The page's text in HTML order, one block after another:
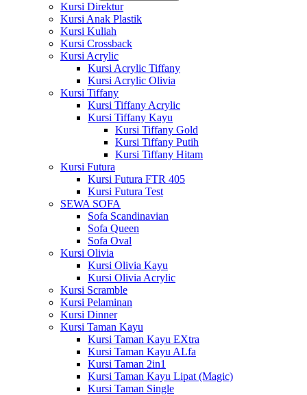
Kursi Direktur
Kursi Anak Plastik
Kursi Kuliah
Kursi Crossback
Kursi Acrylic
Kursi Acrylic Tiffany
Kursi Acrylic Olivia
Kursi Tiffany
Kursi Tiffany Acrylic
Kursi Tiffany Kayu
Kursi Tiffany Gold
Kursi Tiffany Putih
Kursi Tiffany Hitam
Kursi Futura
Kursi Futura FTR 405
Kursi Futura Test
SEWA SOFA
Sofa Scandinavian
Sofa Queen
Sofa Oval
Kursi Olivia
Kursi Olivia Kayu
Kursi Olivia Acrylic
Kursi Scramble
Kursi Pelaminan
Kursi Dinner
Kursi Taman Kayu
Kursi Taman Kayu EXtra
Kursi Taman Kayu ALfa
Kursi Taman 2in1
Kursi Taman Kayu Lipat (Magic)
Kursi Taman Single